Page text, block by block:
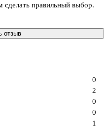
правильный выбор.
отзыв
1
0
0
2
0